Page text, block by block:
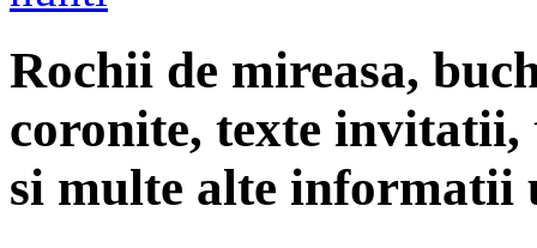
Rochii de mireasa,
coronite, texte
si multe alte informatii